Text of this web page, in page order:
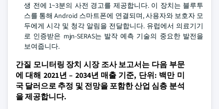
생 전에 1~3분의 사전 경고를 제공합니다. 이 장치는 블루투
스를 통해 Android 스마트폰에 연결되며, 사용자와 보호자 모
두에게 시각 및 청각 알림을 전달합니다. 유럽에서 의료기기
로 인증받은 mjn-SERAS는 발작 예측 기술의 중요한 발전을
보여줍니다.
간질 모니터링 장치 시장 조사 보고서는 다음 부문
에 대해 2021년 – 2034년 매출 기준, 단위: 백만 미
국 달러으로 추정 및 전망을 포함한 산업 심층 분석
을 제공합니다.